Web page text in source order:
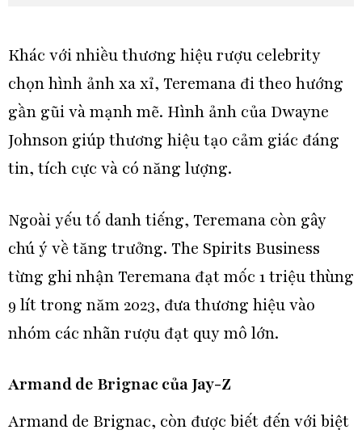
Khác với nhiều thương hiệu rượu celebrity
chọn hình ảnh xa xỉ, Teremana đi theo hướng
gần gũi và mạnh mẽ. Hình ảnh của Dwayne
Johnson giúp thương hiệu tạo cảm giác đáng
tin, tích cực và có năng lượng.
Ngoài yếu tố danh tiếng, Teremana còn gây
chú ý về tăng trưởng. The Spirits Business
từng ghi nhận Teremana đạt mốc 1 triệu thùng
9 lít trong năm 2023, đưa thương hiệu vào
nhóm các nhãn rượu đạt quy mô lớn.
Armand de Brignac của Jay-Z
Armand de Brignac, còn được biết đến với biệt